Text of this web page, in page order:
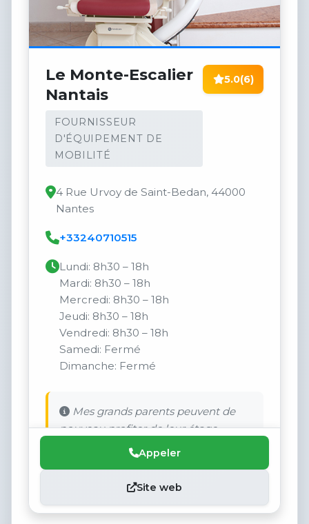
Le Monte-Escalier
Nantais
FOURNISSEUR
D'ÉQUIPEMENT DE
MOBILITÉ
5.0(6)
4 Rue Urvoy de Saint-Bedan, 44000
Nantes
+33240710515
Lundi: 8h30 – 18h
Mardi: 8h30 – 18h
Mercredi: 8h30 – 18h
Jeudi: 8h30 – 18h
Vendredi: 8h30 – 18h
Samedi: Fermé
Dimanche: Fermé
Mes grands parents peuvent de
nouveau profiter de leur étage.
Appeler
Site web